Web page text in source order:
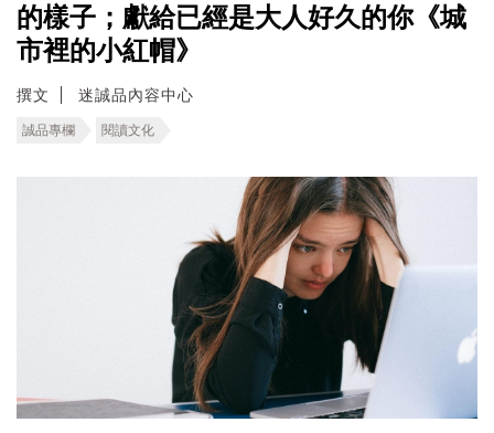
的樣子；獻給已經是大人好久的你《城
市裡的小紅帽》
撰文 迷誠品內容中心
誠品專欄 閱讀文化